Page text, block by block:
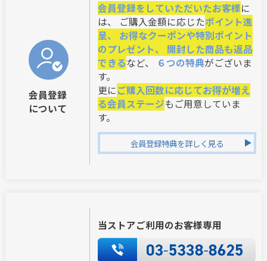
会員登録
について
会員登録をしていただいたお客様に
は、 ご購入金額に応じたポイント進
呈、 お得なクーポンや特別ポイント
のプレゼント、 開封した商品も返品
できるなど、 ６つの特典がございま
す。
更にご購入回数に応じてお得が増え
る会員ステージもご用意していま
す。
会員登録特典を詳しく見る
当ストアご利用のお客様専用